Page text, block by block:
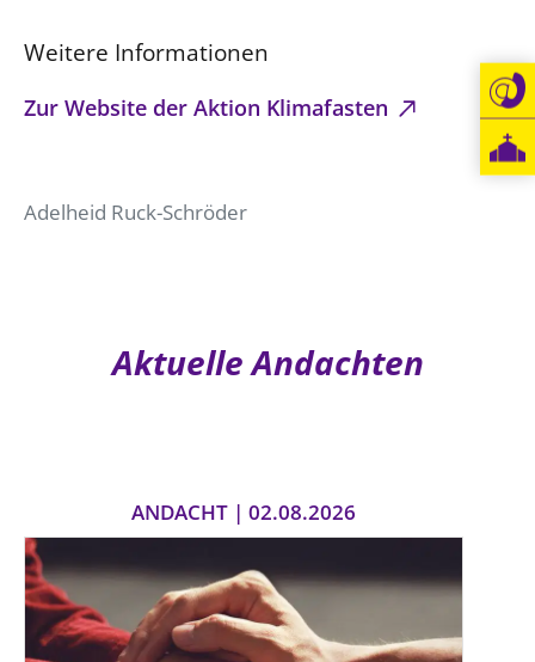
Weitere Informationen
Zur Website der Aktion Klimafasten
Adelheid Ruck-Schröder
Aktuelle Andachten
ANDACHT | 02.08.2026
Kunstreferat
NKVK
Projektmanagement